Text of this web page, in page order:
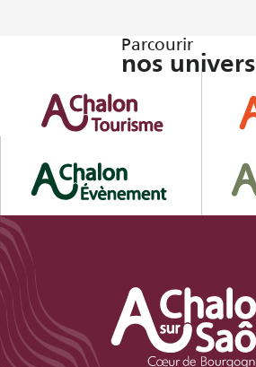
Parcourir
nos univers